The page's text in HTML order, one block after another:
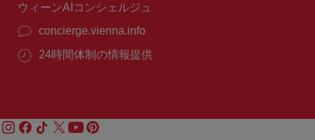
ウィーンAIコンシェルジュ
concierge.vienna.info
24時間体制の情報提供